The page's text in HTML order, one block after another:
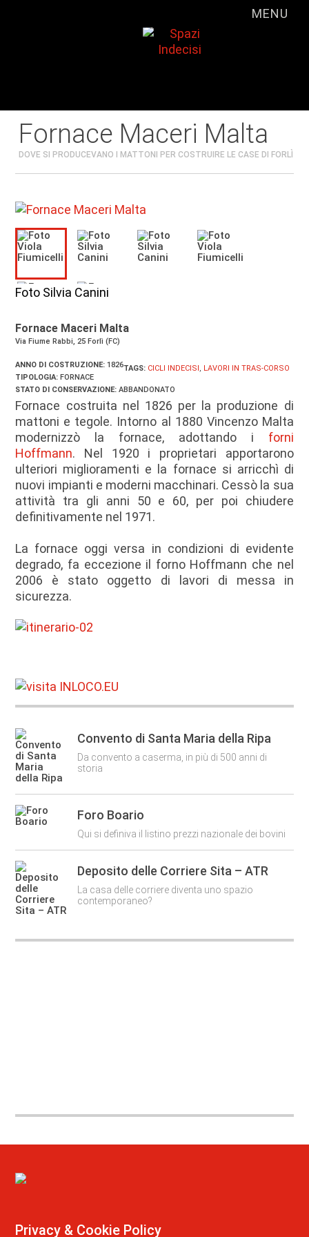
MENU
Fornace Maceri Malta
DOVE SI PRODUCEVANO I MATTONI PER COSTRUIRE LE CASE DI FORLÌ
Foto Silvia Canini
Fornace Maceri Malta
Via Fiume Rabbi, 25 Forlì (FC)
ANNO DI COSTRUZIONE: 1826
TIPOLOGIA: FORNACE
STATO DI CONSERVAZIONE: ABBANDONATO
TAGS: CICLI INDECISI, LAVORI IN TRAS-CORSO
Fornace costruita nel 1826 per la produzione di
mattoni e tegole. Intorno al 1880 Vincenzo Malta
modernizzò la fornace, adottando i forni
Hoffmann. Nel 1920 i proprietari apportarono
ulteriori miglioramenti e la fornace si arricchì di
nuovi impianti e moderni macchinari. Cessò la sua
attività tra gli anni 50 e 60, per poi chiudere
definitivamente nel 1971.
La fornace oggi versa in condizioni di evidente
degrado, fa eccezione il forno Hoffmann che nel
2006 è stato oggetto di lavori di messa in
sicurezza.
Convento di Santa Maria della Ripa
Da convento a caserma, in più di 500 anni di
storia
Foro Boario
Qui si definiva il listino prezzi nazionale dei bovini
Deposito delle Corriere Sita – ATR
La casa delle corriere diventa uno spazio
contemporaneo?
Privacy & Cookie Policy